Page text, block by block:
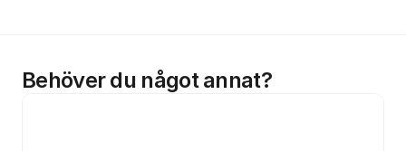
Behöver du något annat?